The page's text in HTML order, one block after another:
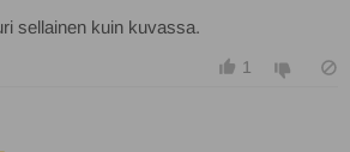
sellainen kuin kuvassa.
1